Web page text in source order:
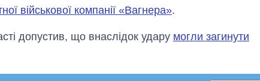
військової компанії «Вагнера».
допустив, що внаслідок удару могли загинути